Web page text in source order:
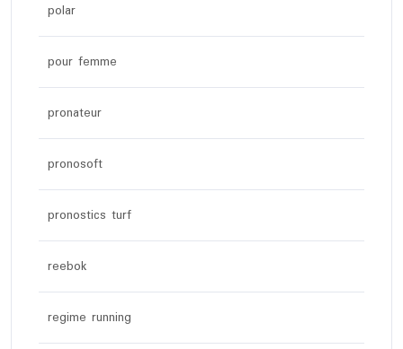
polar
pour femme
pronateur
pronosoft
pronostics turf
reebok
regime running